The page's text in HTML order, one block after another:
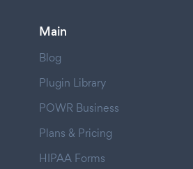
Main
Blog
Plugin Library
POWR Business
Plans & Pricing
HIPAA Forms